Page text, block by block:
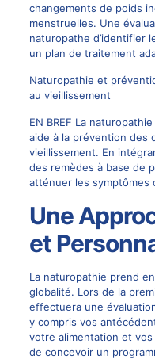
changements de poids
menstruelles. Une
naturopathe d’identifier
un plan de traitement
Naturopathie et
au vieillissement
EN BREF La
aide à la prévention des
vieillissement. En
des remèdes à base de
atténuer les symptômes
Une
et
La naturopathie prend
globalité. Lors de la
effectuera une
y compris vos
votre alimentation et
de concevoir un